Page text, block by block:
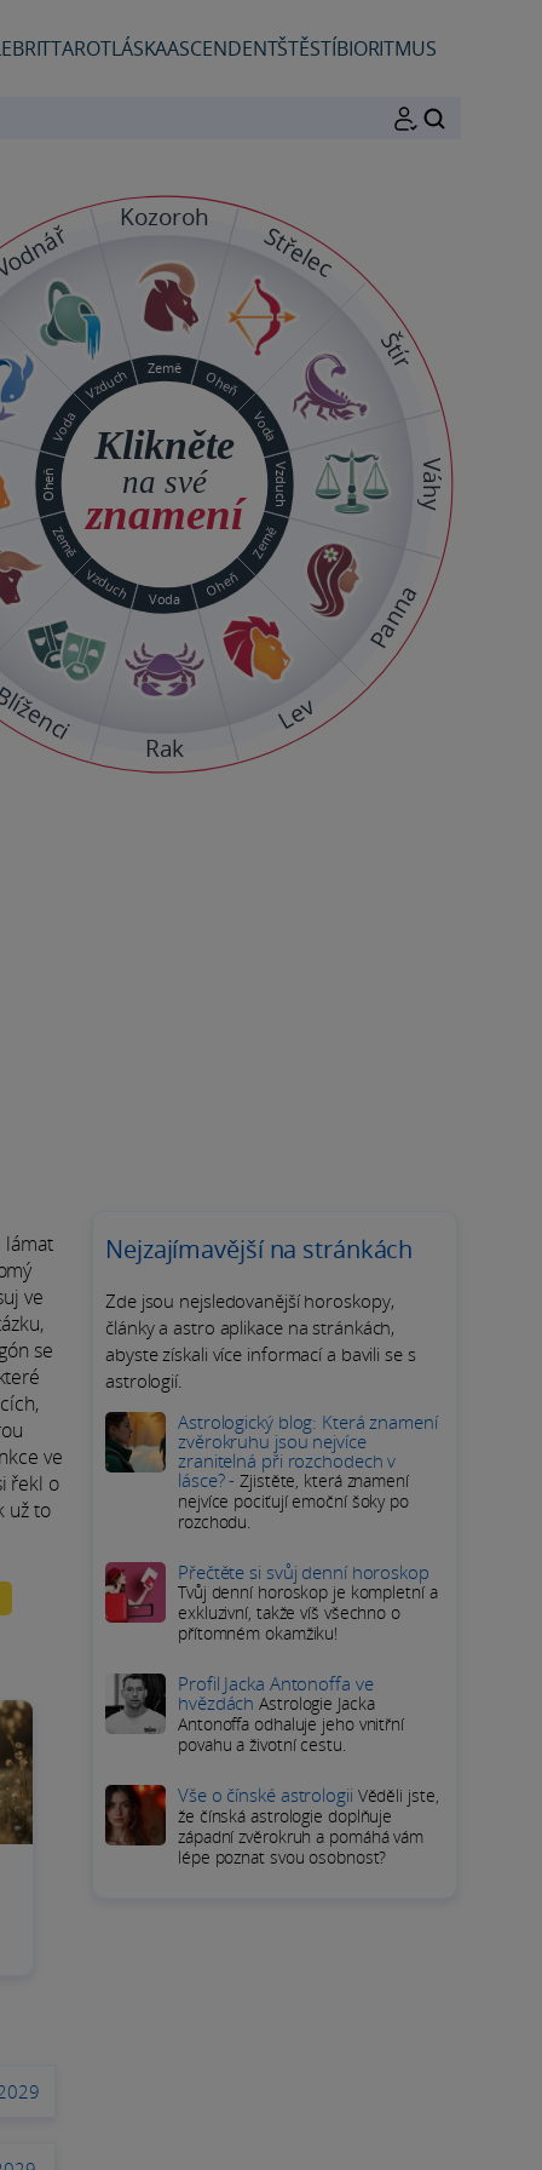
TAROTLÁSKAASCENDENTŠTĚSTÍBIORITMUS
Rak
Lev
Panna
Váhy
Štír
Střelec
Kozoroh
Oheň
Země
Vzduch Voda Oheň
Země
Vzduch
Voda
Oheň
Země
Vzduch
Voda Klikněte
na své
znamení
lámat
ve
se
ve
řekl o
už to
Nejzajímavější na stránkách
Zde jsou nejsledovanější horoskopy,
články a astro aplikace na stránkách,
abyste získali více informací a bavili se s
astrologií.
Astrologický blog: Která znamení
zvěrokruhu jsou nejvíce
zranitelná při rozchodech v
lásce? -Zjistěte, která znamení
nejvíce pociťují emoční šoky po
rozchodu.
Přečtěte si svůj denní horoskop
Tvůj denní horoskop je kompletní a
exkluzivní, takže víš všechno o
přítomném okamžiku!
Profil Jacka Antonoffa ve
hvězdáchAstrologie Jacka
Antonoffa odhaluje jeho vnitřní
povahu a životní cestu.
Vše o čínské astrologii Věděli jste,
že čínská astrologie doplňuje
západní zvěrokruh a pomáhá vám
lépe poznat svou osobnost?